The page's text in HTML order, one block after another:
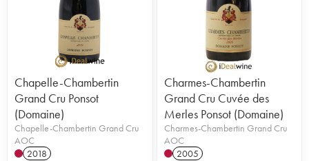
Chapelle-Chambertin
Grand Cru Ponsot
(Domaine)
Chapelle-Chambertin Grand Cru
AOC
2018
Charmes-Chambertin
Grand Cru Cuvée des
Merles Ponsot (Domaine)
Charmes-Chambertin Grand Cru
AOC
2005